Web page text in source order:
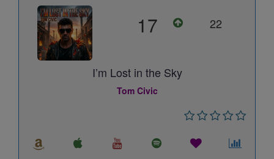
17 22
I’m Lost in the Sky
Tom Civic